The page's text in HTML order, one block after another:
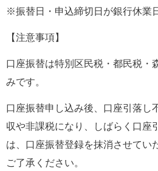
※振替日・申込締切日が銀行休業
【注意事項】
口座振替は特別区民税・都民税・
みです。
口座振替申し込み後、口座引落し
収や非課税になり、しばらく口座
は、口座振替登録を抹消させてい
ご了承ください。